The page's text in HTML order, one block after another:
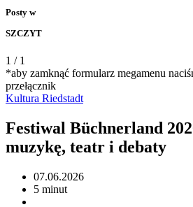
Posty w
SZCZYT
1 / 1
*aby zamknąć formularz megamenu
przełącznik
Kultura Riedstadt
Festiwal Büchnerland
muzykę, teatr i debaty
07.06.2026
5 minut